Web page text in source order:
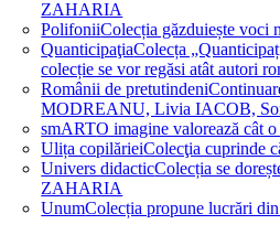
ZAHARIA
PolifoniiColecția găzduiește
QuanticipaţiaColecța
colecție se vor regăsi atât autori
Românii de pretutindeni
MODREANU, Livia IACOB,
smARTO imagine valorează cât
Ulița copilărieiColecţia cuprinde
Univers didacticColecția se
ZAHARIA
UnumColecția propune lucrări